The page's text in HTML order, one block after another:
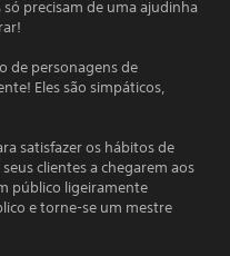
precisam de uma ajudinha
de personagens de
Eles são simpáticos,
satisfazer os hábitos de
clientes a chegarem aos
público ligeiramente
e torne-se um mestre